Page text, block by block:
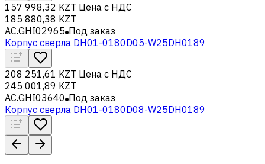
157 998,32 KZT Цена с НДС
185 880,38 KZT
AC.GHI02965 Под заказ
Корпус сверла DH01-0180D05-W25DH0189
208 251,61 KZT Цена с НДС
245 001,89 KZT
AC.GHI03640 Под заказ
Корпус сверла DH01-0180D08-W25DH0189